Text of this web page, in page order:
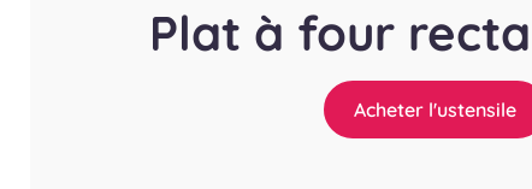
Plat à four
Acheter l'ustensile